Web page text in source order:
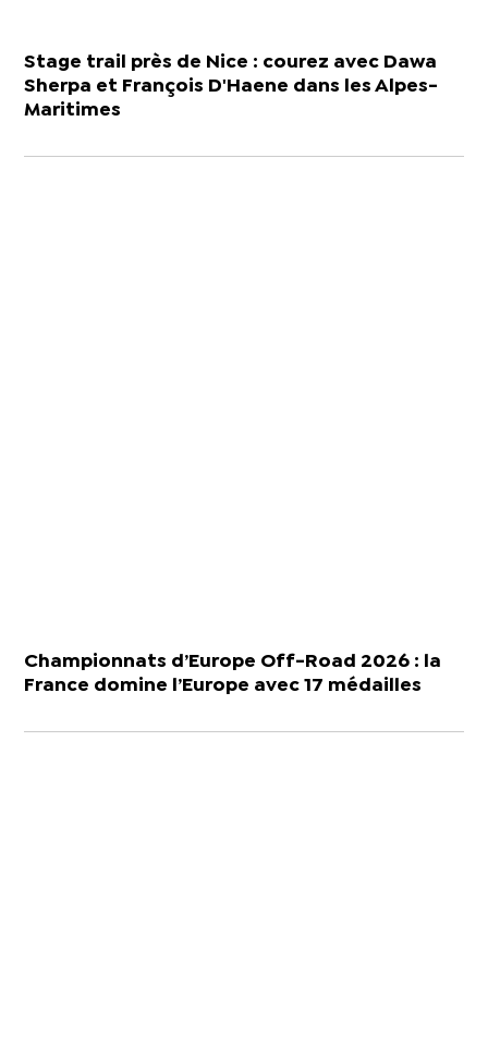
Stage trail près de Nice : courez avec Dawa
Sherpa et François D'Haene dans les Alpes-
Maritimes
Championnats d’Europe Off-Road 2026 : la
France domine l’Europe avec 17 médailles